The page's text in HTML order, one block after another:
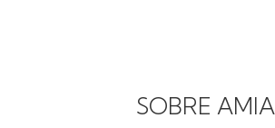
SOBRE AMIA